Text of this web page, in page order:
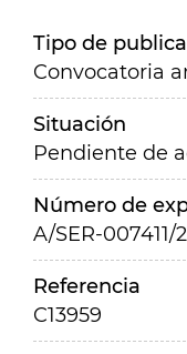
Tipo de
Convocatoria
Situación
Pendiente de
Número de
A/SER-007411/
Referencia
C13959